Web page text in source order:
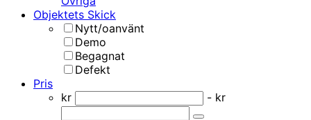
Objektets Skick
Nytt/oanvänt
Demo
Begagnat
Defekt
Pris
kr
- kr